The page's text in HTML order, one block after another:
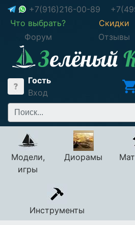
+7(916)216-00-89
Что выбрать?
Скидки
Форум
Отзывы
Гость
Вход
Модели,
игры
Диорамы
Инструменты